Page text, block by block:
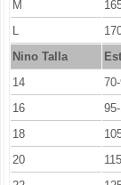
M
L
Nino Talla
14
16
18
20